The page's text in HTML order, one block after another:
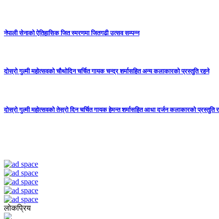
नेपाली सेनाको ऐतिहासिक जित स्मरणमा जितगढी उत्सव सम्पन्न
दोस्रो गुल्मी महोत्सवको चौथोदिन चर्चित गायक चन्द्र शर्मासहित अन्य कलाकारको प्रस्तुति रहने
दोस्रो गुल्मी महोत्सवको तेस्रो दिन चर्चित गायक हेमन्त शर्मासहित आधा दर्जन कलाकारको प्रस्तुति
लोकप्रिय